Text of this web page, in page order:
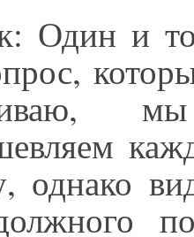
Один и
однако